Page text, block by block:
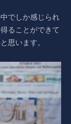
でしか感じられ
ることができて
思います。